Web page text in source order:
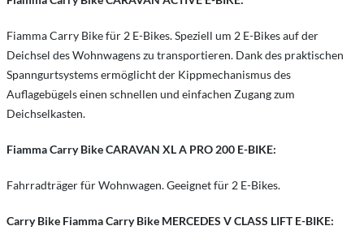
Fiamma Carry Bike für 2 E-Bikes. Speziell um 2 E-Bikes auf der
Deichsel des Wohnwagens zu transportieren. Dank des praktischen
Spanngurtsystems ermöglicht der Kippmechanismus des
Auflagebügels einen schnellen und einfachen Zugang zum
Deichselkasten.
Fiamma Carry Bike CARAVAN XL A PRO 200 E-BIKE:
Fahrradträger für Wohnwagen. Geeignet für 2 E-Bikes.
Carry Bike Fiamma Carry Bike MERCEDES V CLASS LIFT E-BIKE: